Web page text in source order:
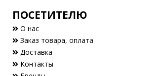
ПОСЕТИТЕЛЮ
О нас
Заказ товара, оплата
Доставка
Контакты